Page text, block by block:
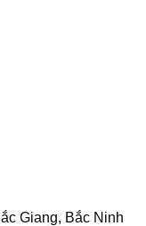
Giang, Bắc Ninh